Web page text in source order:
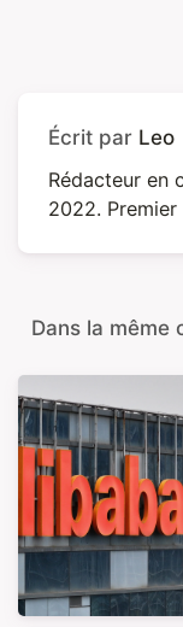
Écrit par Leo
Rédacteur en
2022.
Dans la même